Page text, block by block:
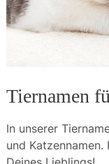
Tiernamen
In unserer
und